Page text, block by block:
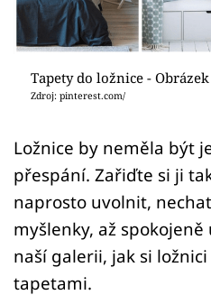
Sledujte nás
Tapety do ložnice - Obrázek
Zdroj: pinterest.com/
Ložnice by neměla být
přespání. Zařiďte si ji
naprosto uvolnit,
myšlenky, až
naší galerii, jak si
tapetami.